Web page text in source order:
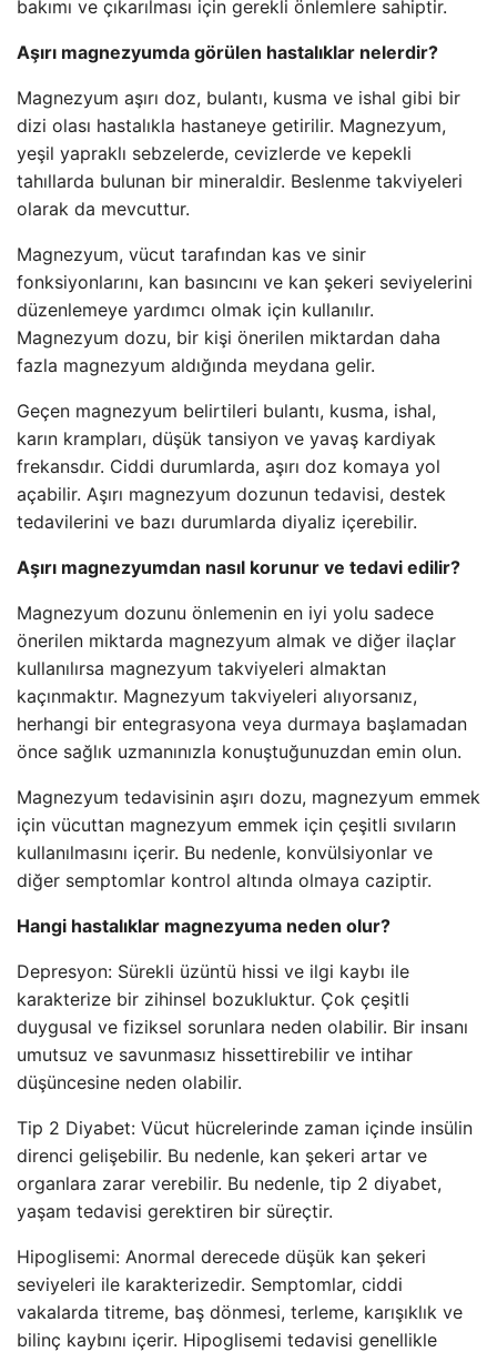
bakımı ve çıkarılması için gerekli önlemlere sahiptir.
Aşırı magnezyumda görülen hastalıklar nelerdir?
Magnezyum aşırı doz, bulantı, kusma ve ishal gibi bir
dizi olası hastalıkla hastaneye getirilir. Magnezyum,
yeşil yapraklı sebzelerde, cevizlerde ve kepekli
tahıllarda bulunan bir mineraldir. Beslenme takviyeleri
olarak da mevcuttur.
Magnezyum, vücut tarafından kas ve sinir
fonksiyonlarını, kan basıncını ve kan şekeri seviyelerini
düzenlemeye yardımcı olmak için kullanılır.
Magnezyum dozu, bir kişi önerilen miktardan daha
fazla magnezyum aldığında meydana gelir.
Geçen magnezyum belirtileri bulantı, kusma, ishal,
karın krampları, düşük tansiyon ve yavaş kardiyak
frekansdır. Ciddi durumlarda, aşırı doz komaya yol
açabilir. Aşırı magnezyum dozunun tedavisi, destek
tedavilerini ve bazı durumlarda diyaliz içerebilir.
Aşırı magnezyumdan nasıl korunur ve tedavi edilir?
Magnezyum dozunu önlemenin en iyi yolu sadece
önerilen miktarda magnezyum almak ve diğer ilaçlar
kullanılırsa magnezyum takviyeleri almaktan
kaçınmaktır. Magnezyum takviyeleri alıyorsanız,
herhangi bir entegrasyona veya durmaya başlamadan
önce sağlık uzmanınızla konuştuğunuzdan emin olun.
Magnezyum tedavisinin aşırı dozu, magnezyum emmek
için vücuttan magnezyum emmek için çeşitli sıvıların
kullanılmasını içerir. Bu nedenle, konvülsiyonlar ve
diğer semptomlar kontrol altında olmaya caziptir.
Hangi hastalıklar magnezyuma neden olur?
Depresyon: Sürekli üzüntü hissi ve ilgi kaybı ile
karakterize bir zihinsel bozukluktur. Çok çeşitli
duygusal ve fiziksel sorunlara neden olabilir. Bir insanı
umutsuz ve savunmasız hissettirebilir ve intihar
düşüncesine neden olabilir.
Tip 2 Diyabet: Vücut hücrelerinde zaman içinde insülin
direnci gelişebilir. Bu nedenle, kan şekeri artar ve
organlara zarar verebilir. Bu nedenle, tip 2 diyabet,
yaşam tedavisi gerektiren bir süreçtir.
Hipoglisemi: Anormal derecede düşük kan şekeri
seviyeleri ile karakterizedir. Semptomlar, ciddi
vakalarda titreme, baş dönmesi, terleme, karışıklık ve
bilinç kaybını içerir. Hipoglisemi tedavisi genellikle